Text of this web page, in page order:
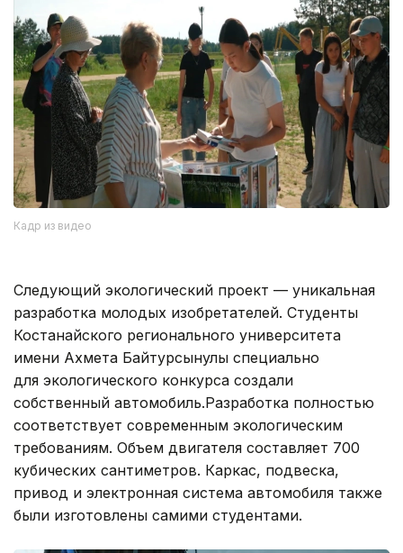
Кадр из видео
Следующий экологический проект — уникальная
разработка молодых изобретателей. Студенты
Костанайского регионального университета
имени Ахмета Байтурсынулы специально
для экологического конкурса создали
собственный автомобиль.Разработка полностью
соответствует современным экологическим
требованиям. Объем двигателя составляет 700
кубических сантиметров. Каркас, подвеска,
привод и электронная система автомобиля также
были изготовлены самими студентами.